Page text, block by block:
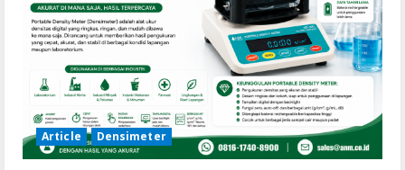
Article Densimeter